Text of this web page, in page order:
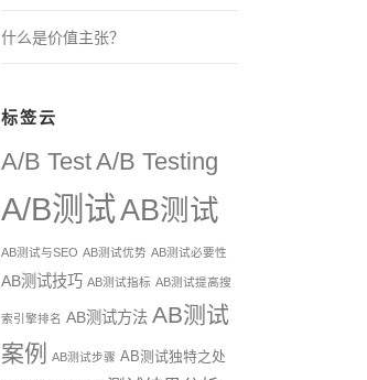
什么是价值主张？
标签云
A/B TestA/B Testing
A/B测试AB测试
AB测试与SEO AB测试优势 AB测试必要性
AB测试技巧 AB测试指标 AB测试提高搜
索引擎排名 AB测试方法 AB测试
案例
AB测试步骤 AB测试独特之处